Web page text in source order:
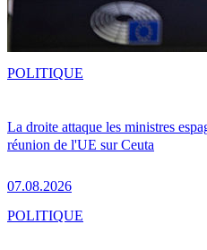
La droite attaque les ministres
réunion de l'UE sur Ceuta
07.08.2026
POLITIQUE
POLITIQUE